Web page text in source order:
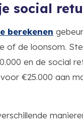
social
berekenen
of de loonsom.
en de social
€25.000 aan